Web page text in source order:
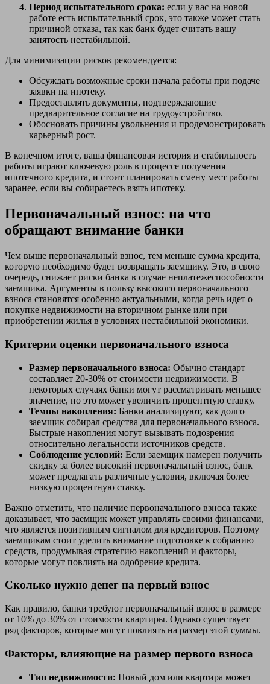
Период испытательного срока: если у вас на новой
работе есть испытательный срок, это также может стать
причиной отказа, так как банк будет считать вашу
занятость нестабильной.
Для минимизации рисков рекомендуется:
Обсуждать возможные сроки начала работы при подаче
заявки на ипотеку.
Предоставлять документы, подтверждающие
предварительное согласие на трудоустройство.
Обосновать причины увольнения и продемонстрировать
карьерный рост.
В конечном итоге, ваша финансовая история и стабильность
работы играют ключевую роль в процессе получения
ипотечного кредита, и стоит планировать смену мест работы
заранее, если вы собираетесь взять ипотеку.
Первоначальный взнос: на что
обращают внимание банки
Чем выше первоначальный взнос, тем меньше сумма кредита,
которую необходимо будет возвращать заемщику. Это, в свою
очередь, снижает риски банка в случае неплатежеспособности
заемщика. Аргументы в пользу высокого первоначального
взноса становятся особенно актуальными, когда речь идет о
покупке недвижимости на вторичном рынке или при
приобретении жилья в условиях нестабильной экономики.
Критерии оценки первоначального взноса
Размер первоначального взноса: Обычно стандарт
составляет 20-30% от стоимости недвижимости. В
некоторых случаях банки могут рассматривать меньшее
значение, но это может увеличить процентную ставку.
Темпы накопления: Банки анализируют, как долго
заемщик собирал средства для первоначального взноса.
Быстрые накопления могут вызывать подозрения
относительно легальности источников средств.
Соблюдение условий: Если заемщик намерен получить
скидку за более высокий первоначальный взнос, банк
может предлагать различные условия, включая более
низкую процентную ставку.
Важно отметить, что наличие первоначального взноса также
доказывает, что заемщик может управлять своими финансами,
что является позитивным сигналом для кредиторов. Поэтому
заемщикам стоит уделить внимание подготовке к собранию
средств, продумывая стратегию накоплений и факторы,
которые могут повлиять на одобрение кредита.
Сколько нужно денег на первый взнос
Как правило, банки требуют первоначальный взнос в размере
от 10% до 30% от стоимости квартиры. Однако существует
ряд факторов, которые могут повлиять на размер этой суммы.
Факторы, влияющие на размер первого взноса
Тип недвижимости: Новый дом или квартира может